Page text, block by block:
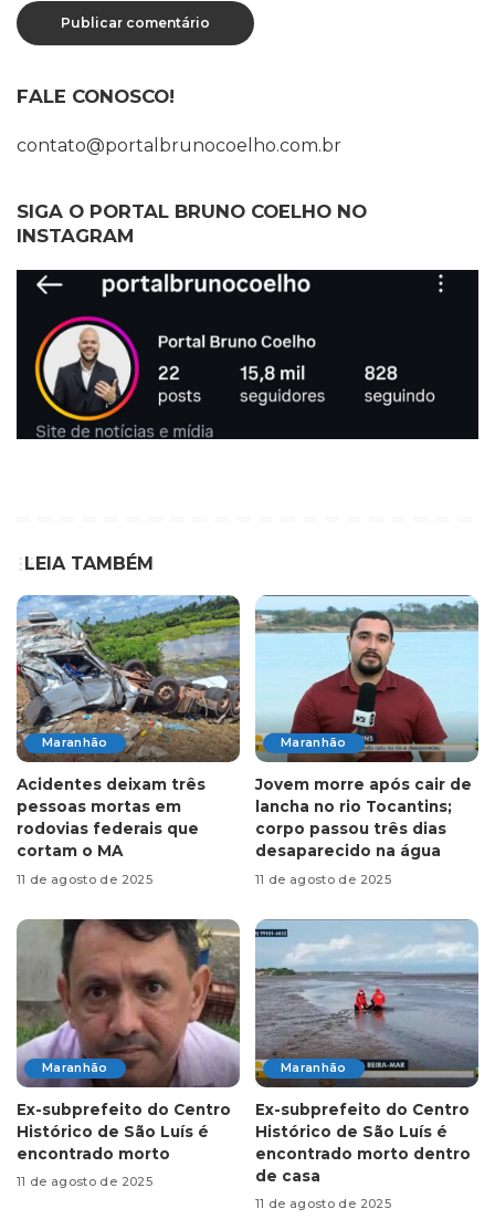
FALE CONOSCO!
contato@portalbrunocoelho.com.br
SIGA O PORTAL BRUNO COELHO NO
INSTAGRAM
LEIA TAMBÉM
Maranhão
Acidentes deixam três
pessoas mortas em
rodovias federais que
cortam o MA
11 de agosto de 2025
Maranhão
Jovem morre após cair de
lancha no rio Tocantins;
corpo passou três dias
desaparecido na água
11 de agosto de 2025
Maranhão
Ex-subprefeito do Centro
Histórico de São Luís é
encontrado morto
11 de agosto de 2025
Maranhão
Ex-subprefeito do Centro
Histórico de São Luís é
encontrado morto dentro
de casa
11 de agosto de 2025